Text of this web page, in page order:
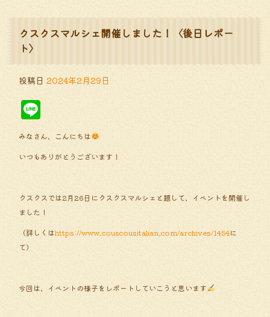
クスクスマルシェ開催しました！〈後日レポー
ト〉
投稿日 2024年2月29日
みなさん、こんにちは
いつもありがとうございます！
クスクスでは2月26日にクスクスマルシェと題して、イベントを開催し
ました！
（詳しくはhttps://www.couscousitalian.com/archives/1454に
て）
今回は、イベントの様子をレポートしていこうと思います